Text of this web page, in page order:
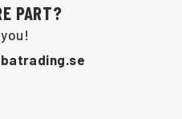
PART?